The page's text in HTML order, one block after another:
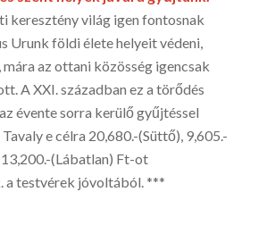
keresztény világ igen fontosnak
Urunk föl­di élete helyeit védeni,
mára az ottani közösség igencsak
A XXI. században ez a törődés
évente sorra kerülő gyűjtéssel
e célra 20,680.-(Süttő), 9,605.-
(Lábatlan) Ft-ot
testvé­rek jóvoltából. ***